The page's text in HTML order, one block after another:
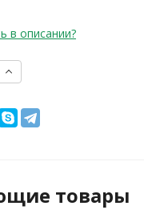
в описании?
товары